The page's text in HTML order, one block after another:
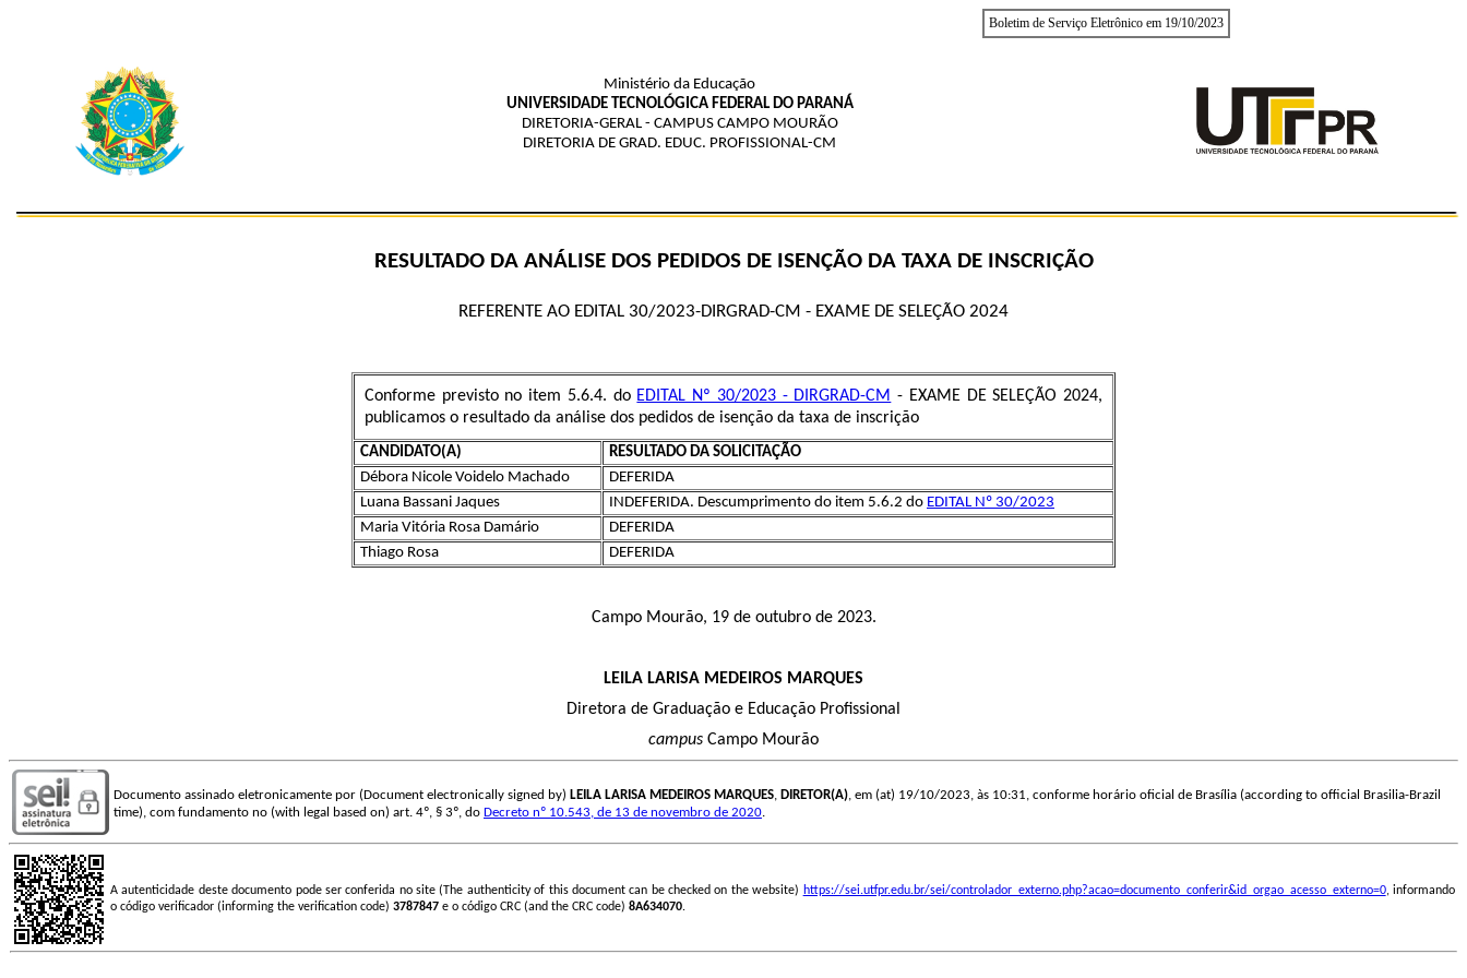
Boletim de Serviço Eletrônico em 19/10/2023
Ministério da Educação
UNIVERSIDADE TECNOLÓGICA FEDERAL DO PARANÁ
DIRETORIA-GERAL - CAMPUS CAMPO MOURÃO
DIRETORIA DE GRAD. EDUC. PROFISSIONAL-CM
RESULTADO DA ANÁLISE DOS PEDIDOS DE ISENÇÃO DA TAXA DE INSCRIÇÃO
REFERENTE AO EDITAL 30/2023-DIRGRAD-CM - EXAME DE SELEÇÃO 2024
Conforme previsto no item 5.6.4. do EDITAL Nº 30/2023 - DIRGRAD-CM - EXAME DE SELEÇÃO 2024,
publicamos o resultado da análise dos pedidos de isenção da taxa de inscrição
CANDIDATO(A)
RESULTADO DA SOLICITAÇÃO
Débora Nicole Voidelo Machado
DEFERIDA
Luana Bassani Jaques
INDEFERIDA. Descumprimento do item 5.6.2 do EDITAL Nº 30/2023
Maria Vitória Rosa Damário
DEFERIDA
Thiago Rosa
DEFERIDA
Campo Mourão, 19 de outubro de 2023.
LEILA LARISA MEDEIROS MARQUES
Diretora de Graduação e Educação Profissional
campus Campo Mourão
Documento assinado eletronicamente por (Document electronically signed by) LEILA LARISA MEDEIROS MARQUES, DIRETOR(A), em (at) 19/10/2023, às 10:31, conforme horário oficial de Brasília (according to official Brasilia-Brazil
time), com fundamento no (with legal based on) art. 4º, § 3º, do Decreto nº 10.543, de 13 de novembro de 2020.
A autenticidade deste documento pode ser conferida no site (The authenticity of this document can be checked on the website) https://sei.utfpr.edu.br/sei/controlador_externo.php?acao=documento_conferir&id_orgao_acesso_externo=0, informando
o código verificador (informing the verification code) 3787847 e o código CRC (and the CRC code) 8A634070.